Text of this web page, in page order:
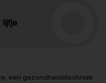
lijfje
een gezondheidstechniek